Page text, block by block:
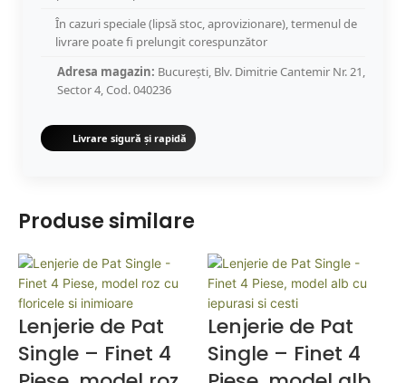
În cazuri speciale (lipsă stoc, aprovizionare), termenul de
livrare poate fi prelungit corespunzător
Adresa magazin: București, Blv. Dimitrie Cantemir Nr. 21,
Sector 4, Cod. 040236
Livrare sigură și rapidă
Produse similare
Lenjerie de Pat
Single – Finet 4
Lenjerie de Pat
Single – Finet 4